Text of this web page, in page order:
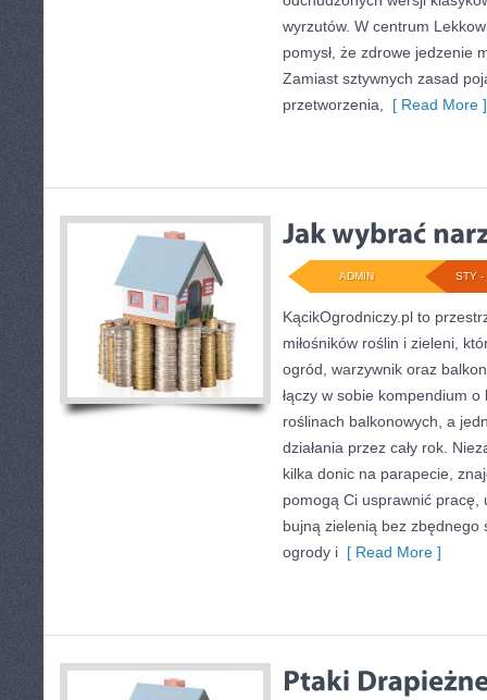
wyrzutów. W centrum
pomysł, że zdrowe jedzenie
Zamiast sztywnych zasad
przetworzenia,
[ Read More ]
STY -
ADMIN
KącikOgrodniczy.pl to
miłośników roślin i zieleni,
ogród, warzywnik oraz
łączy w sobie kompendium
roślinach balkonowych, a
działania przez cały rok.
kilka donic na parapecie,
pomogą Ci usprawnić pracę,
bujną zielenią bez zbędnego
ogrody i [ Read More ]